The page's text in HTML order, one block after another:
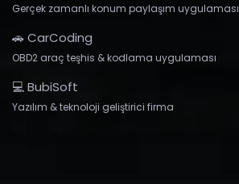
Gerçek zamanlı konum paylaşım uygulaması
🚗 CarCoding
OBD2 araç teşhis & kodlama uygulaması
💻 BubiSoft
Yazılım & teknoloji geliştirici firma